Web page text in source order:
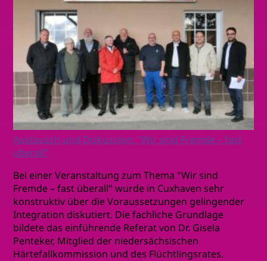
Austausch und Diskussion: "Wir sind Fremde – fast
überall"
Bei einer Veranstaltung zum Thema "Wir sind
Fremde – fast überall" wurde in Cuxhaven sehr
konstruktiv über die Voraussetzungen gelingender
Integration diskutiert. Die fachliche Grundlage
bildete das einführende Referat von Dr. Gisela
Penteker, Mitglied der niedersächsischen
Härtefallkommission und des Flüchtlingsrates.